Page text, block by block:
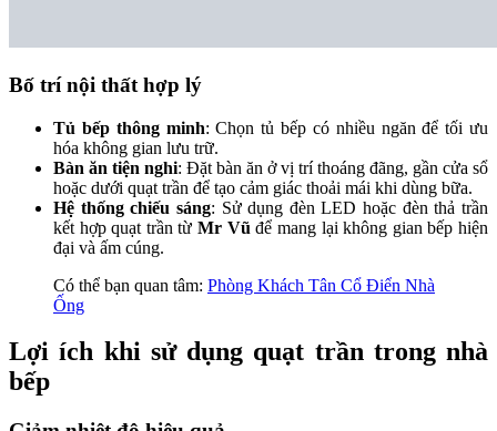
Bố trí nội thất hợp lý
Tủ bếp thông minh: Chọn tủ bếp có nhiều ngăn để tối ưu
hóa không gian lưu trữ.
Bàn ăn tiện nghi: Đặt bàn ăn ở vị trí thoáng đãng, gần cửa sổ
hoặc dưới quạt trần để tạo cảm giác thoải mái khi dùng bữa.
Hệ thống chiếu sáng: Sử dụng đèn LED hoặc đèn thả trần
kết hợp quạt trần từMr Vũ để mang lại không gian bếp hiện
đại và ấm cúng.
Có thể bạn quan tâm: Phòng Khách Tân Cổ Điển Nhà
Ống
Lợi ích khi sử dụng quạt trần trong nhà
bếp